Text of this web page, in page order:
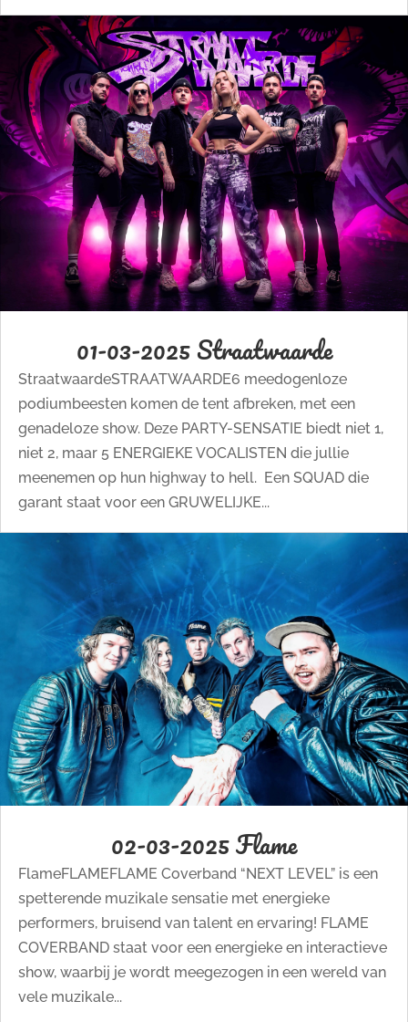
01-03-2025 Straatwaarde
StraatwaardeSTRAATWAARDE6 meedogenloze
podiumbeesten komen de tent afbreken, met een
genadeloze show. Deze PARTY-SENSATIE biedt niet 1,
niet 2, maar 5 ENERGIEKE VOCALISTEN die jullie
meenemen op hun highway to hell. Een SQUAD die
garant staat voor een GRUWELIJKE...
02-03-2025 Flame
FlameFLAMEFLAME Coverband “NEXT LEVEL” is een
spetterende muzikale sensatie met energieke
performers, bruisend van talent en ervaring! FLAME
COVERBAND staat voor een energieke en interactieve
show, waarbij je wordt meegezogen in een wereld van
vele muzikale...